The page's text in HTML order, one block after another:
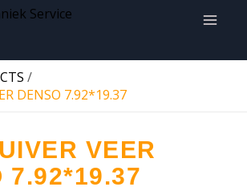
DENSO 7.92*19.37
VEER
7.92*19.37